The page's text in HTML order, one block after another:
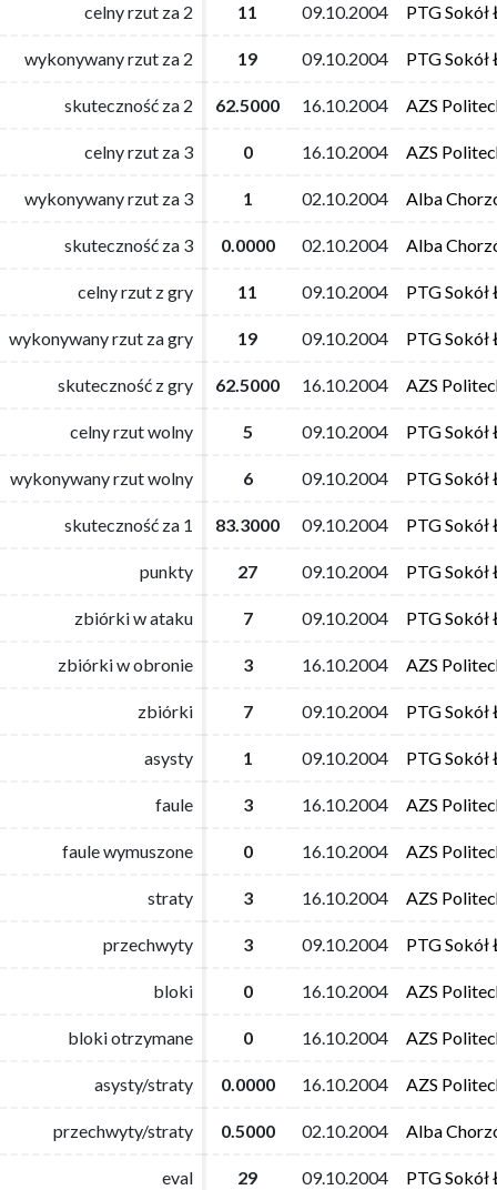
celny rzut za 2 11 09.10.2004 PTG Sokół
wykonywany rzut za 2 19 09.10.2004 PTG Sokół
skuteczność za 2 62.5000 16.10.2004 AZS
celny rzut za 3 0 16.10.2004 AZS
wykonywany rzut za 3 1 02.10.2004 Alba
skuteczność za 3 0.0000 02.10.2004 Alba
celny rzut z gry 11 09.10.2004 PTG Sokół
wykonywany rzut za gry 19 09.10.2004 PTG Sokół
skuteczność z gry 62.5000 16.10.2004 AZS
celny rzut wolny 5 09.10.2004 PTG Sokół
wykonywany rzut wolny 6 09.10.2004 PTG Sokół
skuteczność za 1 83.3000 09.10.2004 PTG Sokół
punkty 27 09.10.2004 PTG Sokół
zbiórki w ataku 7 09.10.2004 PTG Sokół
zbiórki w obronie 3 16.10.2004 AZS
zbiórki 7 09.10.2004 PTG Sokół
asysty 1 09.10.2004 PTG Sokół
faule 3 16.10.2004 AZS
faule wymuszone 0 16.10.2004 AZS
straty 3 16.10.2004 AZS
przechwyty 3 09.10.2004 PTG Sokół
bloki 0 16.10.2004 AZS
bloki otrzymane 0 16.10.2004 AZS
asysty/straty 0.0000 16.10.2004 AZS
przechwyty/straty 0.5000 02.10.2004 Alba
eval 29 09.10.2004 PTG Sokół
celny rzut za 2 11 09.10.2004 PTG Sokół
wykonywany rzut za 2 19 09.10.2004 PTG Sokół
skuteczność za 2 62.5000 16.10.2004 AZS
celny rzut za 3 0 16.10.2004 AZS
wykonywany rzut za 3 1 02.10.2004 Alba
skuteczność za 3 0.0000 02.10.2004 Alba
celny rzut z gry 11 09.10.2004 PTG Sokół
wykonywany rzut za gry 19 09.10.2004 PTG Sokół
skuteczność z gry 62.5000 16.10.2004 AZS
celny rzut wolny 5 09.10.2004 PTG Sokół
wykonywany rzut wolny 6 09.10.2004 PTG Sokół
skuteczność za 1 83.3000 09.10.2004 PTG Sokół
punkty 27 09.10.2004 PTG Sokół
zbiórki w ataku 7 09.10.2004 PTG Sokół
zbiórki w obronie 3 16.10.2004 AZS
zbiórki 7 09.10.2004 PTG Sokół
asysty 1 09.10.2004 PTG Sokół
faule 3 16.10.2004 AZS
faule wymuszone 0 16.10.2004 AZS
straty 3 16.10.2004 AZS
przechwyty 3 09.10.2004 PTG Sokół
bloki 0 16.10.2004 AZS
bloki otrzymane 0 16.10.2004 AZS
asysty/straty 0.0000 16.10.2004 AZS
przechwyty/straty 0.5000 02.10.2004 Alba
eval 29 09.10.2004 PTG Sokół